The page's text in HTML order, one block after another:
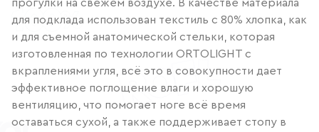
прогулки на свежем воздухе. В качестве материала
для подклада использован текстиль с 80% хлопка, как
и для съемной анатомической стельки, которая
изготовленная по технологии ORTOLIGHT с
вкраплениями угля, всё это в совокупности дает
эффективное поглощение влаги и хорошую
вентиляцию, что помогает ноге всё время
оставаться сухой, а также поддерживает стопу в